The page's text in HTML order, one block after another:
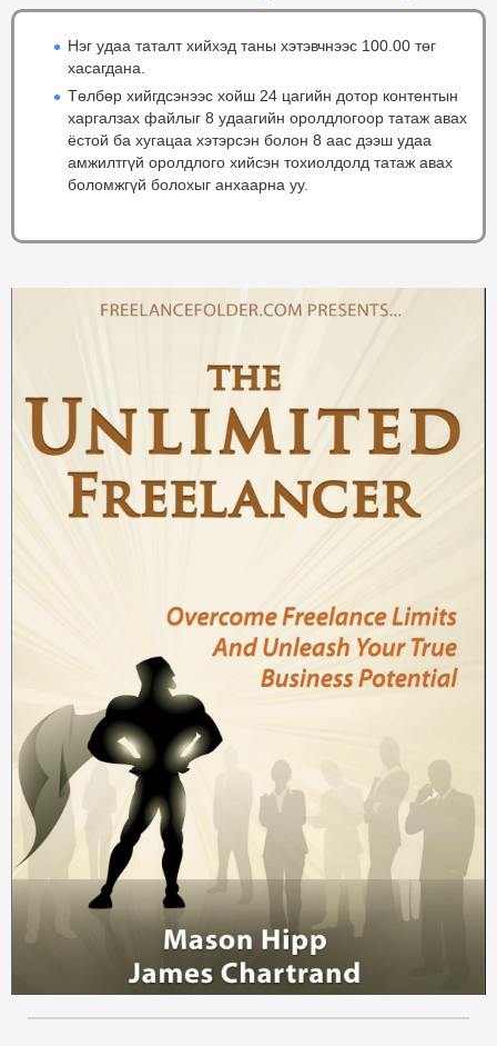
Нэг удаа таталт хийхэд таны хэтэвчнээс 100.00 төг
хасагдана.
Төлбөр хийгдсэнээс хойш 24 цагийн дотор контентын
харгалзах файлыг 8 удаагийн оролдлогоор татаж авах
ёстой ба хугацаа хэтэрсэн болон 8 аас дээш удаа
амжилтгүй оролдлого хийсэн тохиолдолд татаж авах
боломжгүй болохыг анхаарна уу.